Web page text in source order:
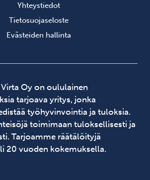
Yhteystiedot
Tietosuojaseloste
Evästeiden hallinta
Oy on oululainen
tarjoava yritys, jonka
työhyvinvointia ja tuloksia.
toimimaan tuloksellisesti ja
Tarjoamme räätälöityjä
20 vuoden kokemuksella.